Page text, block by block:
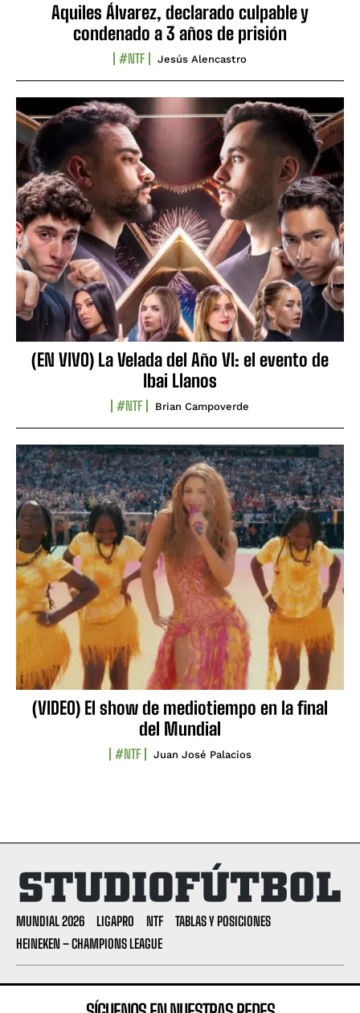
Aquiles Álvarez, declarado culpable y
condenado a 3 años de prisión
#NTF Jesús Alencastro
(EN VIVO) La Velada del Año VI: el evento de
Ibai Llanos
#NTF Brian Campoverde
(VIDEO) El show de mediotiempo en la final
del Mundial
#NTF Juan José Palacios
MUNDIAL 2026 LIGAPRO NTF
TABLAS Y POSICIONES
HEINEKEN – CHAMPIONS LEAGUE